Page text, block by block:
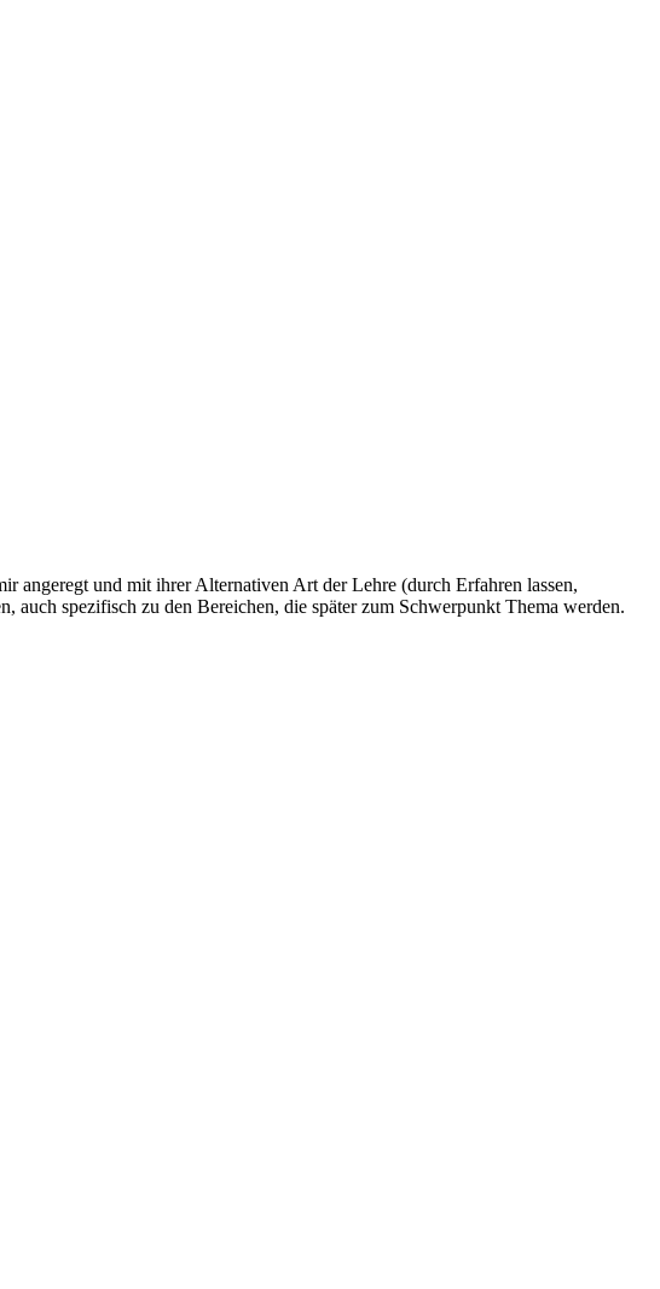
angeregt und mit ihrer Alternativen Art der Lehre (durch Erfahren lassen,
auch spezifisch zu den Bereichen, die später zum Schwerpunkt Thema werden.